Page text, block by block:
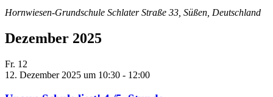
Hornwiesen-Grundschule Schlater Straße 33, Süßen, Deutschland
Dezember 2025
Fr. 12
12. Dezember 2025 um 10:30 - 12:00